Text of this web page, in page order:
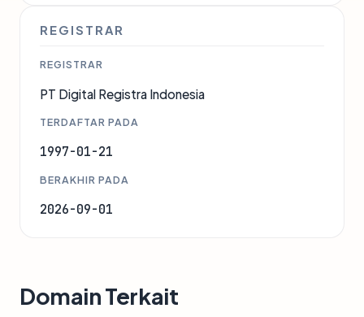
REGISTRAR
REGISTRAR
PT Digital Registra Indonesia
TERDAFTAR PADA
1997-01-21
BERAKHIR PADA
2026-09-01
Domain Terkait